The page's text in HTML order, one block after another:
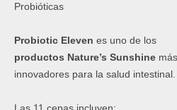
Probióticas
Probiotic Eleven es uno de los
productos Nature’s Sunshine más
innovadores para la salud intestinal.